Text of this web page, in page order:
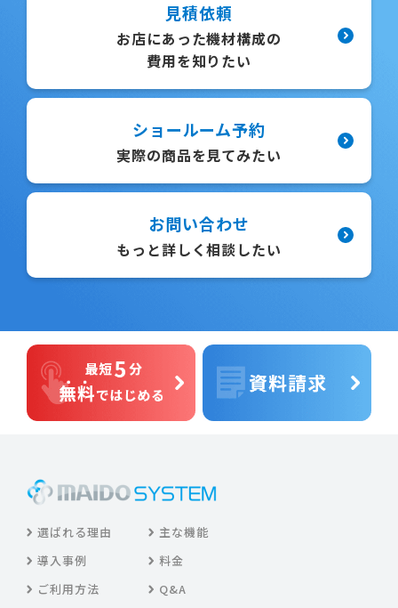
見積依頼
お店にあった機材構成の
費用を知りたい
ショールーム予約
実際の商品を見てみたい
お問い合わせ
もっと詳しく相談したい
選ばれる理由
主な機能
導入事例
料金
ご利用方法
Q&A